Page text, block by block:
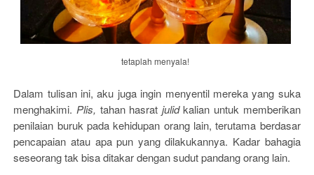
tetaplah menyala!
Dalam tulisan ini, aku juga ingin menyentil mereka yang suka
menghakimi. Plis, tahan hasrat julidkalian untuk memberikan
penilaian buruk pada kehidupan orang lain, terutama berdasar
pencapaian atau apa pun yang dilakukannya. Kadar bahagia
seseorang tak bisa ditakar dengan sudut pandang orang lain.